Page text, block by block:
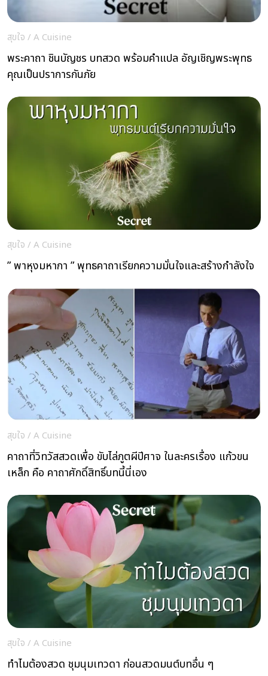
สุขใจ / A Cuisine
พระคาถา ชินบัญชร บทสวด พร้อมคำแปล อัญเชิญพระพุทธ
คุณเป็นปราการกันภัย
สุขใจ / A Cuisine
” พาหุงมหากา ” พุทธคาถาเรียกความมั่นใจและสร้างกำลังใจ
สุขใจ / A Cuisine
คาถาที่วิทวัสสวดเพื่อ ขับไล่ภูตผีปีศาจ ในละครเรื่อง แก้วขน
เหล็ก คือ คาถาศักดิ์สิทธิ์บทนี้นี่เอง
สุขใจ / A Cuisine
ทำไมต้องสวด ชุมนุมเทวดา ก่อนสวดมนต์บทอื่น ๆ